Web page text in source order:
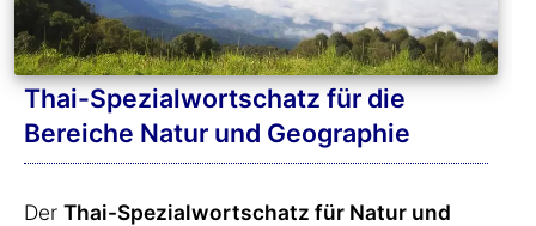
Thai-Spezialwortschatz für die
Bereiche Natur und Geographie
Der Thai-Spezialwortschatz für Natur und